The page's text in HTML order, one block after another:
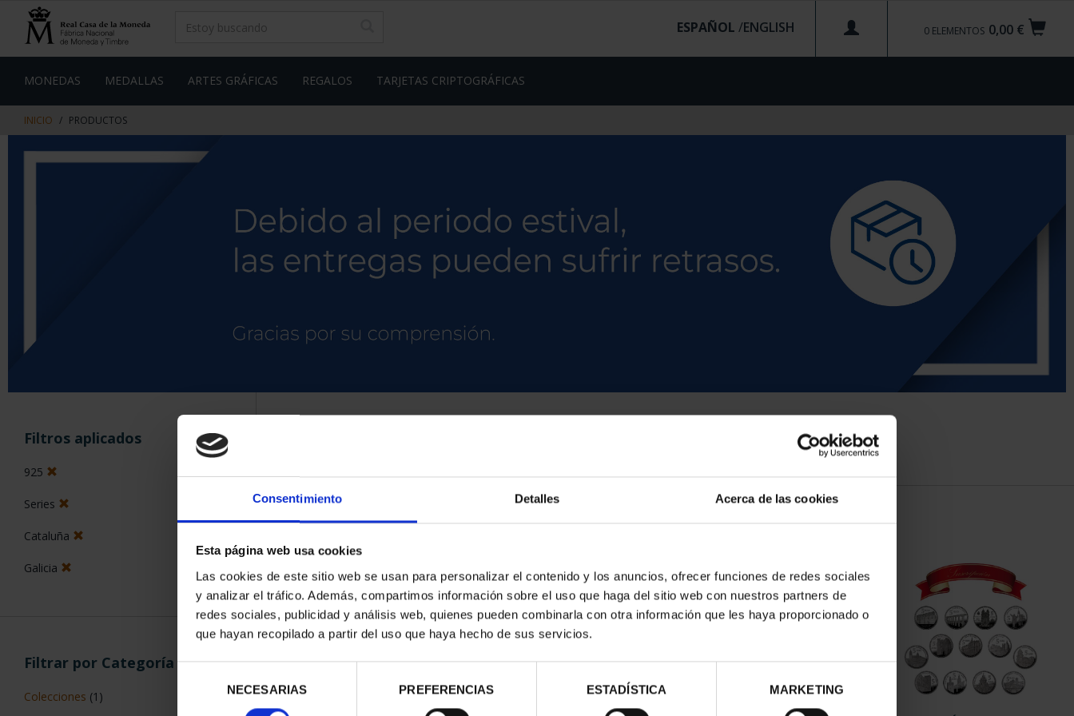
Consentimiento Detalles Acerca de las cookies
Esta página web usa cookies
Las cookies de este sitio web se usan para personalizar el contenido y los anuncios, ofrecer funciones de redes sociales
y analizar el tráfico. Además, compartimos información sobre el uso que haga del sitio web con nuestros partners de
redes sociales, publicidad y análisis web, quienes pueden combinarla con otra información que les haya proporcionado o
que hayan recopilado a partir del uso que haya hecho de sus servicios.
consentimiento
NECESARIAS PREFERENCIAS ESTADÍSTICA MARKETING
contenido
de
0,00 €
0 ELEMENTOS
ESPAÑOL /
MONEDAS MEDALLAS ARTES GRÁFICAS REGALOS TARJETAS CRIPTOGRÁFICAS
INICIO PRODUCTOS
Filtros aplicados
925
Series
Cataluña
Galicia
Filtrar por Categoría
Colecciones (1)